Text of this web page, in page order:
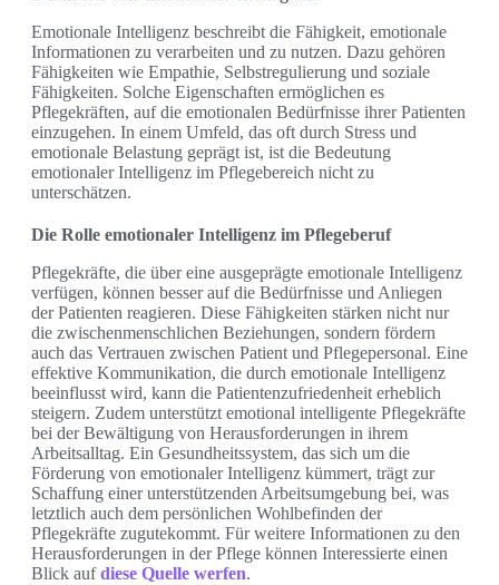
Emotionale Intelligenz beschreibt die Fähigkeit, emotionale
Informationen zu verarbeiten und zu nutzen. Dazu gehören
Fähigkeiten wie Empathie, Selbstregulierung und soziale
Fähigkeiten. Solche Eigenschaften ermöglichen es
Pflegekräften, auf die emotionalen Bedürfnisse ihrer Patienten
einzugehen. In einem Umfeld, das oft durch Stress und
emotionale Belastung geprägt ist, ist die Bedeutung
emotionaler Intelligenz im Pflegebereich nicht zu
unterschätzen.
Die Rolle emotionaler Intelligenz im Pflegeberuf
Pflegekräfte, die über eine ausgeprägte emotionale Intelligenz
verfügen, können besser auf die Bedürfnisse und Anliegen
der Patienten reagieren. Diese Fähigkeiten stärken nicht nur
die zwischenmenschlichen Beziehungen, sondern fördern
auch das Vertrauen zwischen Patient und Pflegepersonal. Eine
effektive Kommunikation, die durch emotionale Intelligenz
beeinflusst wird, kann die Patientenzufriedenheit erheblich
steigern. Zudem unterstützt emotional intelligente Pflegekräfte
bei der Bewältigung von Herausforderungen in ihrem
Arbeitsalltag. Ein Gesundheitssystem, das sich um die
Förderung von emotionaler Intelligenz kümmert, trägt zur
Schaffung einer unterstützenden Arbeitsumgebung bei, was
letztlich auch dem persönlichen Wohlbefinden der
Pflegekräfte zugutekommt. Für weitere Informationen zu den
Herausforderungen in der Pflege können Interessierte einen
Blick aufdiese Quelle werfen.